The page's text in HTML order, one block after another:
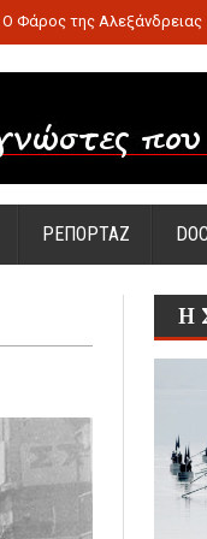
Ο Φάρος της Αλεξάνδρειας
ΡΕΠΟΡΤΑΖ
Η